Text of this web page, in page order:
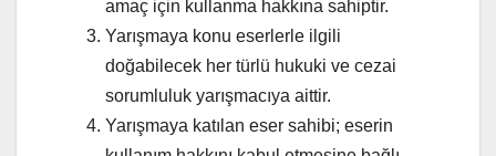
amaç için kullanma hakkına sahiptir.
Yarışmaya konu eserlerle ilgili
doğabilecek her türlü hukuki ve cezai
sorumluluk yarışmacıya aittir.
Yarışmaya katılan eser sahibi; eserin